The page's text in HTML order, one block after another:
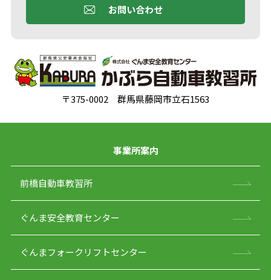
お問い合わせ
〒375-0002 群馬県藤岡市立石1563
事業所案内
前橋自動車教習所
ぐんま安全教育センター
ぐんまフォークリフトセンター